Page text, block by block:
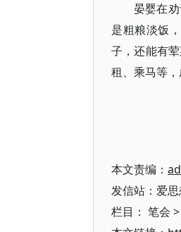
晏婴在
是粗粮淡饭
子，还能有
租、乘马等，
本文责编：
发信站：爱
栏目： 笔会 >